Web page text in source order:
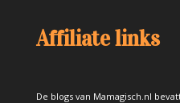
Affiliate links
De blogs van Mamagisch.nl